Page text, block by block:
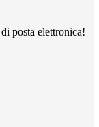
posta elettronica!